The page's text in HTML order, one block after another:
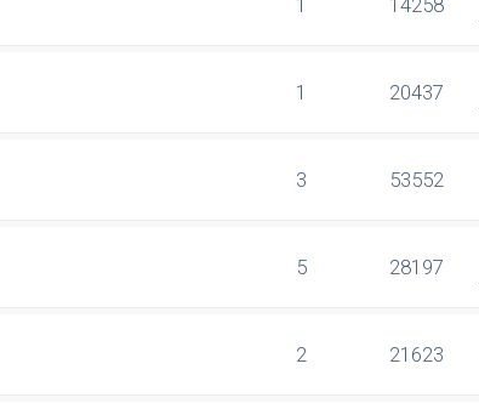
1 20437
3 53552
5 28197
2 21623